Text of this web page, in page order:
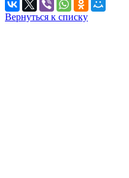
Вернуться к списку